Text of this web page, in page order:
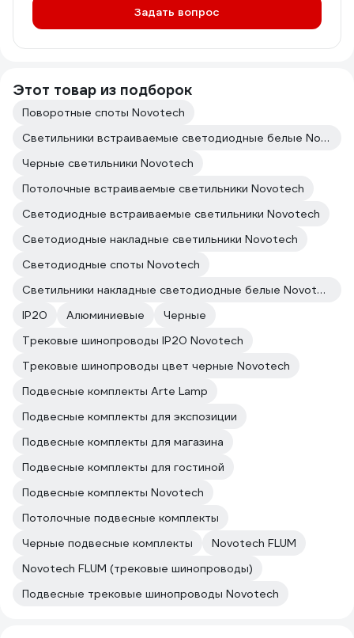
Задать вопрос
Этот товар из подборок
Поворотные споты Novotech
Светильники встраиваемые светодиодные белые Novotech
Черные светильники Novotech
Потолочные встраиваемые светильники Novotech
Светодиодные встраиваемые светильники Novotech
Светодиодные накладные светильники Novotech
Светодиодные споты Novotech
Светильники накладные светодиодные белые Novotech
IP20
Алюминиевые
Черные
Трековые шинопроводы IP20 Novotech
Трековые шинопроводы цвет черные Novotech
Подвесные комплекты Arte Lamp
Подвесные комплекты для экспозиции
Подвесные комплекты для магазина
Подвесные комплекты для гостиной
Подвесные комплекты Novotech
Потолочные подвесные комплекты
Черные подвесные комплекты
Novotech FLUM
Novotech FLUM (трековые шинопроводы)
Подвесные трековые шинопроводы Novotech